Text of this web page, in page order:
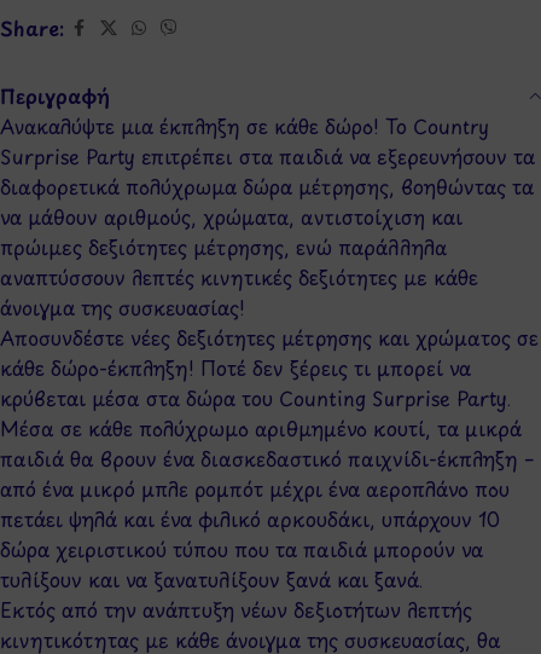
Share:
Περιγραφή
Ανακαλύψτε μια έκπληξη σε κάθε δώρο! Το Country
Surprise Party επιτρέπει στα παιδιά να εξερευνήσουν τα
διαφορετικά πολύχρωμα δώρα μέτρησης, βοηθώντας τα
να μάθουν αριθμούς, χρώματα, αντιστοίχιση και
πρώιμες δεξιότητες μέτρησης, ενώ παράλληλα
αναπτύσσουν λεπτές κινητικές δεξιότητες με κάθε
άνοιγμα της συσκευασίας!
Αποσυνδέστε νέες δεξιότητες μέτρησης και χρώματος σε
κάθε δώρο-έκπληξη! Ποτέ δεν ξέρεις τι μπορεί να
κρύβεται μέσα στα δώρα του Counting Surprise Party.
Μέσα σε κάθε πολύχρωμο αριθμημένο κουτί, τα μικρά
παιδιά θα βρουν ένα διασκεδαστικό παιχνίδι-έκπληξη –
από ένα μικρό μπλε ρομπότ μέχρι ένα αεροπλάνο που
πετάει ψηλά και ένα φιλικό αρκουδάκι, υπάρχουν 10
δώρα χειριστικού τύπου που τα παιδιά μπορούν να
τυλίξουν και να ξανατυλίξουν ξανά και ξανά.
Εκτός από την ανάπτυξη νέων δεξιοτήτων λεπτής
κινητικότητας με κάθε άνοιγμα της συσκευασίας, θα